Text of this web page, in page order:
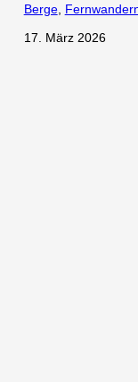
Berge,
17. März 2026